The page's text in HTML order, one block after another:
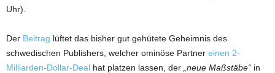
Uhr).
Der Beitrag lüftet das bisher gut gehütete Geheimnis des
schwedischen Publishers, welcher ominöse Partner einen 2-
Milliarden-Dollar-Deal hat platzen lassen, der „neue Maßstäbe“ in